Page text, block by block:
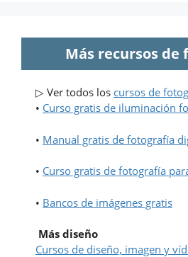
Más recursos de
▷ Ver todos los cursos de
• Curso gratis de iluminación
• Manual gratis de fotografía
• Curso gratis de fotografía
• Bancos de imágenes gratis
Más diseño
Cursos de diseño, imagen y